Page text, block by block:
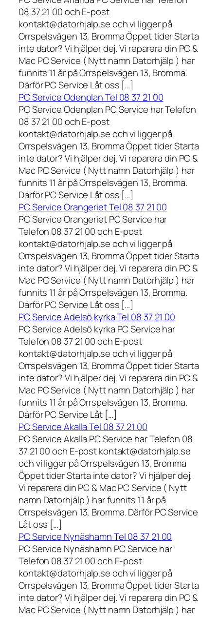
08 37 21 00 och E-post
kontakt@datorhjalp.se och vi ligger på
Orrspelsvägen 13, Bromma Öppet tider Starta
inte dator? Vi hjälper dej. Vi reparera din PC &
Mac PC Service ( Nytt namn Datorhjälp ) har
funnits 11 år på Orrspelsvägen 13, Bromma.
Därför PC Service Låt oss […]
PC Service Odenplan Tel 08 37 21 00
PC Service Odenplan PC Service har Telefon
08 37 21 00 och E-post
kontakt@datorhjalp.se och vi ligger på
Orrspelsvägen 13, Bromma Öppet tider Starta
inte dator? Vi hjälper dej. Vi reparera din PC &
Mac PC Service ( Nytt namn Datorhjälp ) har
funnits 11 år på Orrspelsvägen 13, Bromma.
Därför PC Service Låt oss […]
PC Service Orangeriet Tel 08 37 21 00
PC Service Orangeriet PC Service har
Telefon 08 37 21 00 och E-post
kontakt@datorhjalp.se och vi ligger på
Orrspelsvägen 13, Bromma Öppet tider Starta
inte dator? Vi hjälper dej. Vi reparera din PC &
Mac PC Service ( Nytt namn Datorhjälp ) har
funnits 11 år på Orrspelsvägen 13, Bromma.
Därför PC Service Låt oss […]
PC Service Adelsö kyrka Tel 08 37 21 00
PC Service Adelsö kyrka PC Service har
Telefon 08 37 21 00 och E-post
kontakt@datorhjalp.se och vi ligger på
Orrspelsvägen 13, Bromma Öppet tider Starta
inte dator? Vi hjälper dej. Vi reparera din PC &
Mac PC Service ( Nytt namn Datorhjälp ) har
funnits 11 år på Orrspelsvägen 13, Bromma.
Därför PC Service Låt […]
PC Service Akalla Tel 08 37 21 00
PC Service Akalla PC Service har Telefon 08
37 21 00 och E-post kontakt@datorhjalp.se
och vi ligger på Orrspelsvägen 13, Bromma
Öppet tider Starta inte dator? Vi hjälper dej.
Vi reparera din PC & Mac PC Service ( Nytt
namn Datorhjälp ) har funnits 11 år på
Orrspelsvägen 13, Bromma. Därför PC Service
Låt oss […]
PC Service Nynäshamn Tel 08 37 21 00
PC Service Nynäshamn PC Service har
Telefon 08 37 21 00 och E-post
kontakt@datorhjalp.se och vi ligger på
Orrspelsvägen 13, Bromma Öppet tider Starta
inte dator? Vi hjälper dej. Vi reparera din PC &
Mac PC Service ( Nytt namn Datorhjälp ) har